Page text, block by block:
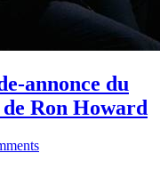
annonce du
Ron Howard